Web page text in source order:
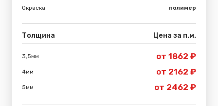
Окраска
полимер
Толщина Цена за п.м.
3,5мм от 1862 ₽
4мм от 2162 ₽
5мм от 2462 ₽